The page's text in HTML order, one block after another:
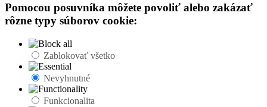
Pomocou posuvníka môžete povoliť alebo zakázať
rôzne typy súborov cookie:
Zablokovať všetko
Nevyhnutné
Funkcionalita